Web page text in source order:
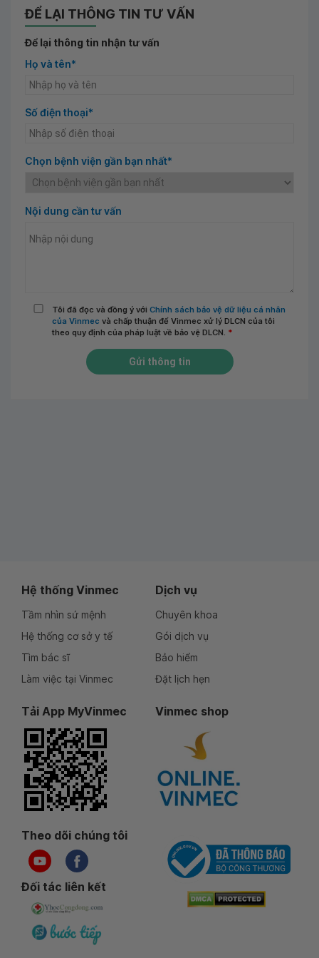
ĐỂ LẠI THÔNG TIN TƯ VẤN
Để lại thông tin nhận tư vấn
Họ và tên*
Số điện thoại*
Chọn bệnh viện gần bạn nhất*
Nội dung cần tư vấn
Tôi đã đọc và đồng ý với Chính sách bảo vệ dữ liệu cá nhân
của Vinmec và chấp thuận để Vinmec xử lý DLCN của tôi
theo quy định của pháp luật về bảo vệ DLCN. *
Gửi thông tin
Hệ thống Vinmec
Tầm nhìn sứ mệnh
Hệ thống cơ sở y tế
Tìm bác sĩ
Làm việc tại Vinmec
Dịch vụ
Chuyên khoa
Gói dịch vụ
Bảo hiểm
Đặt lịch hẹn
Tải App MyVinmec Vinmec shop
Theo dõi chúng tôi
Đối tác liên kết